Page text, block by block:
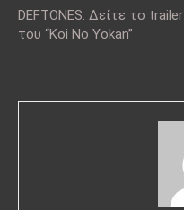
DEFTONES: Δείτε το trailer
του “Koi No Yokan”